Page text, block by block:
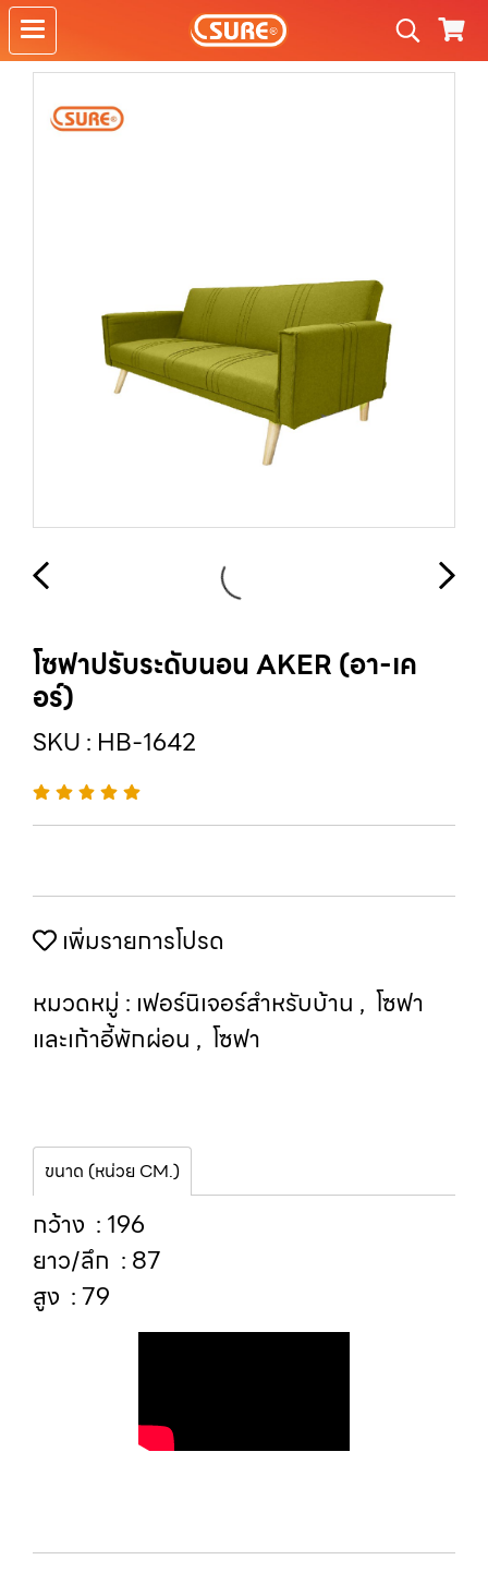
โซฟาปรับระดับนอน AKER (อา-เค
อร์)
SKU : HB-1642
เพิ่มรายการโปรด
หมวดหมู่ : เฟอร์นิเจอร์สำหรับบ้าน , โซฟา
และเก้าอี้พักผ่อน , โซฟา
ขนาด (หน่วย CM.)
กว้าง : 196
ยาว/ลึก : 87
สูง : 79